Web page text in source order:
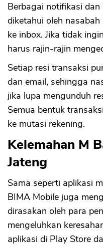
Berbagai notifikasi
diketahui oleh
ke inbox. Jika tidak
harus rajin-rajin
Setiap resi transaksi
dan email, sehingga
jika lupa mengunduh
Semua bentuk
ke mutasi rekening.
Kelemahan M
Jateng
Sama seperti aplikasi
BIMA Mobile juga
dirasakan oleh para
mengeluhkan
aplikasi di Play Store